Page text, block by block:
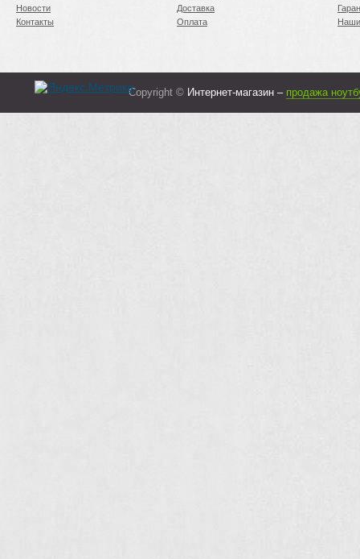
Новости
Контакты
Доставка
Оплата
Copyright © Интернет-магазин – продажа